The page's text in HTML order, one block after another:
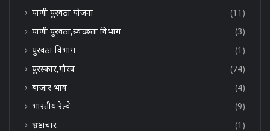
पाणी पुरवठा योजना
(11)
पाणी पुरवठा,स्वच्छता विभाग
(3)
पुरवठा विभाग
(1)
पुरस्कार,गौरव
(74)
बाजार भाव
(4)
भारतीय रेल्वे
(9)
भ्रष्टाचार
(1)